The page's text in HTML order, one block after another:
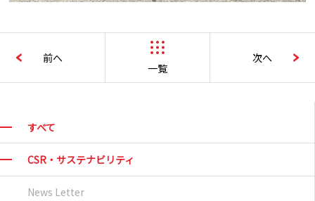
すべて
CSR・サステナビリティ
News Letter
前へ
一覧
次へ